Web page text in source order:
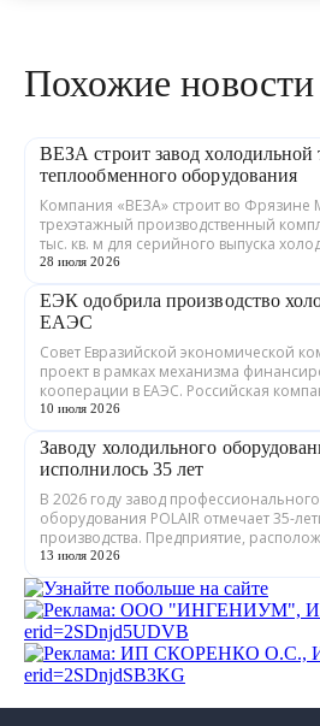
Похожие новости
ВЕЗА строит завод холодильной
теплообменного оборудования
Компания «ВЕЗА» строит во Фрязине
трехэтажный производственный
тыс. кв. м для серийного выпуска
теплообменного оборудования. ...
28 июля 2026
ЕЭК одобрила производство
ЕАЭС
Совет Евразийской экономической
проект в рамках механизма
кооперации в ЕАЭС. Российская
ГРАДИЕНТ» совместно с предприятия...
10 июля 2026
Заводу холодильного
исполнилось 35 лет
В 2026 году завод
оборудования POLAIR отмечает 35-
производства. Предприятие,
Республики Марий Эл, выпускает
13 июля 2026